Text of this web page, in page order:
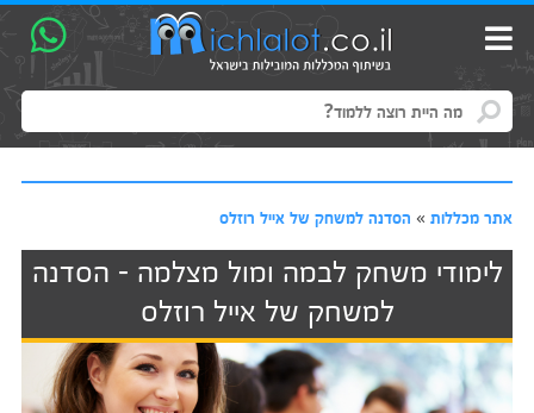
אתר מכללות» הסדנה למשחק של אייל רוזלס
לימודי משחק לבמה ומול מצלמה - הסדנה
למשחק של אייל רוזלס